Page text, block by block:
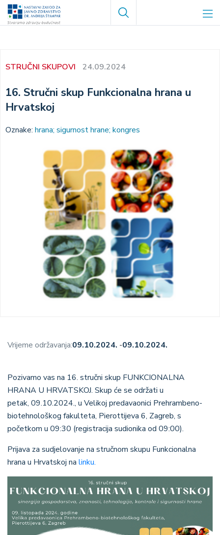
Skoči
Search
STRUČNI SKUPOVI 24.09.2024
16. Stručni skup Funkcionalna hrana u
Hrvatskoj
Oznake: hrana; sigurnost hrane; kongres
Vrijeme održavanja:09.10.2024. -09.10.2024.
Pozivamo vas na 16. stručni skup FUNKCIONALNA
HRANA U HRVATSKOJ. Skup će se održati u
petak, 09.10.2024., u Velikoj predavaonici Prehrambeno-
biotehnološkog fakulteta, Pierottijeva 6, Zagreb, s
početkom u 09:30 (registracija sudionika od 09:00).
Prijava za sudjelovanje na stručnom skupu Funkcionalna
hrana u Hrvatskoj na linku.